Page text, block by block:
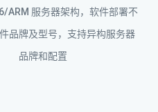
ARM 服务器架构，软件部署不
品牌及型号，支持异构服务器
品牌和配置